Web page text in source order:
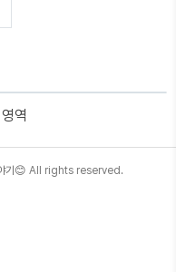
초생활수급자 조건 3가지 2.
근로능력 조건 4. 부양의무자
달라집니다. 기초생활수급
역
기😊 All rights reserved.